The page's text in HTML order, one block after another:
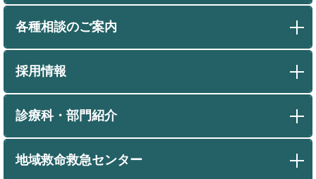
各種相談のご案内
採用情報
診療科・部門紹介
地域救命救急センター